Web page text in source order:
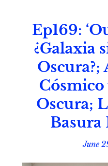
Ep169:
¿Galaxia
Oscura?;
Oscura;
Basura
June